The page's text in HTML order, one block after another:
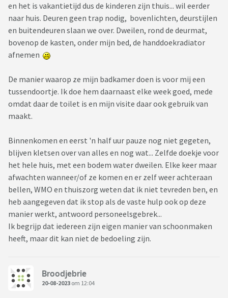
en het is vakantietijd dus de kinderen zijn thuis... wil eerder
naar huis. Deuren geen trap nodig, bovenlichten, deurstijlen
en buitendeuren slaan we over. Dweilen, rond de deurmat,
bovenop de kasten, onder mijn bed, de handdoekradiator
afnemen
De manier waarop ze mijn badkamer doen is voor mij een
tussendoortje. Ik doe hem daarnaast elke week goed, mede
omdat daar de toilet is en mijn visite daar ook gebruik van
maakt.
Binnenkomen en eerst 'n half uur pauze nog niet gegeten,
blijven kletsen over van alles en nog wat... Zelfde doekje voor
het hele huis, met een bodem water dweilen. Elke keer maar
afwachten wanneer/of ze komen en er zelf weer achteraan
bellen, WMO en thuiszorg weten dat ik niet tevreden ben, en
heb aangegeven dat ik stop als de vaste hulp ook op deze
manier werkt, antwoord personeelsgebrek...
Ik begrijp dat iedereen zijn eigen manier van schoonmaken
heeft, maar dit kan niet de bedoeling zijn.
Broodjebrie
20-08-2023 om 12:04